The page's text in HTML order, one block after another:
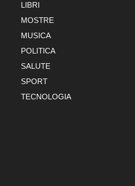
LIBRI
MOSTRE
MUSICA
POLITICA
SALUTE
SPORT
TECNOLOGIA